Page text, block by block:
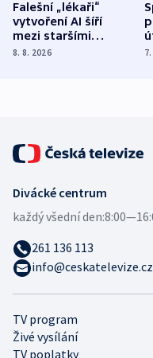
Falešní „lékaři“
vytvoření AI šíří
mezi staršími
Poláky nebezpečné
8. 8. 2026
TV program
Živé vysílání
TV poplatky
Divácké centrum
každý všední den:
261 136 113
info@ceskatelevize.cz